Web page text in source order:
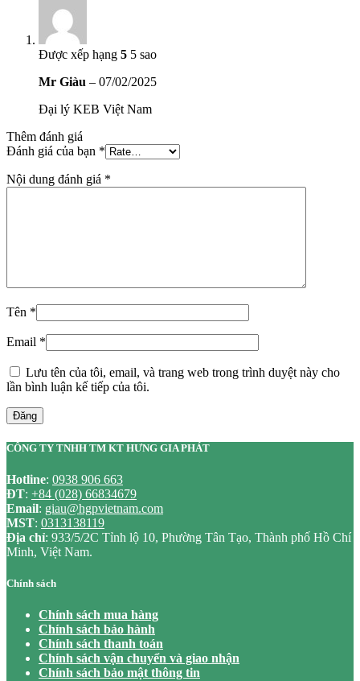
Được xếp hạng 5 5 sao
Mr Giàu – 07/02/2025
Đại lý KEB Việt Nam
Thêm đánh giá
Đánh giá của bạn *
Nội dung đánh giá *
Tên *
Email *
Lưu tên của tôi, email, và trang web trong trình duyệt này cho
lần bình luận kế tiếp của tôi.
Đăng
CÔNG TY TNHH TM KT HƯNG GIA PHÁT
Hotline: 0938 906 663
ĐT: +84 (028) 66834679
Email: giau@hgpvietnam.com
MST: 0313138119
Địa chỉ: 933/5/2C Tỉnh lộ 10, Phường Tân Tạo, Thành phố Hồ Chí
Minh, Việt Nam.
Chính sách
Chính sách mua hàng
Chính sách bảo hành
Chính sách thanh toán
Chính sách vận chuyển và giao nhận
Chính sách bảo mật thông tin